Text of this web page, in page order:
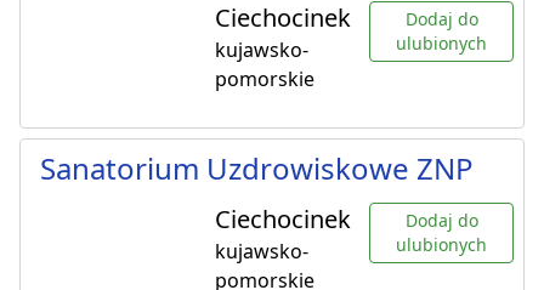
Ciechocinek
kujawsko-
pomorskie
Dodaj do
ulubionych
Sanatorium Uzdrowiskowe ZNP
Ciechocinek
kujawsko-
pomorskie
Dodaj do
ulubionych